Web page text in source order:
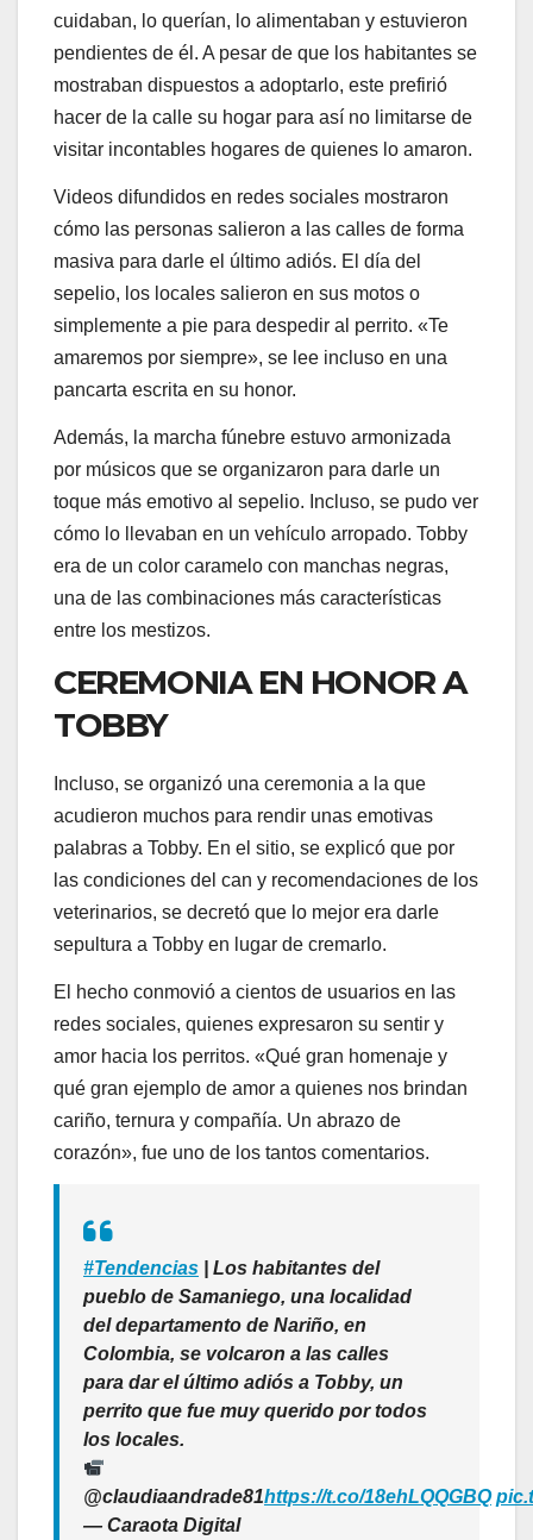
cuidaban, lo querían, lo alimentaban y estuvieron
pendientes de él. A pesar de que los habitantes se
mostraban dispuestos a adoptarlo, este prefirió
hacer de la calle su hogar para así no limitarse de
visitar incontables hogares de quienes lo amaron.
Videos difundidos en redes sociales mostraron
cómo las personas salieron a las calles de forma
masiva para darle el último adiós. El día del
sepelio, los locales salieron en sus motos o
simplemente a pie para despedir al perrito. «Te
amaremos por siempre», se lee incluso en una
pancarta escrita en su honor.
Además, la marcha fúnebre estuvo armonizada
por músicos que se organizaron para darle un
toque más emotivo al sepelio. Incluso, se pudo ver
cómo lo llevaban en un vehículo arropado. Tobby
era de un color caramelo con manchas negras,
una de las combinaciones más características
entre los mestizos.
CEREMONIA EN HONOR A
TOBBY
Incluso, se organizó una ceremonia a la que
acudieron muchos para rendir unas emotivas
palabras a Tobby. En el sitio, se explicó que por
las condiciones del can y recomendaciones de los
veterinarios, se decretó que lo mejor era darle
sepultura a Tobby en lugar de cremarlo.
El hecho conmovió a cientos de usuarios en las
redes sociales, quienes expresaron su sentir y
amor hacia los perritos. «Qué gran homenaje y
qué gran ejemplo de amor a quienes nos brindan
cariño, ternura y compañía. Un abrazo de
corazón», fue uno de los tantos comentarios.
#Tendencias | Los habitantes del
pueblo de Samaniego, una localidad
del departamento de Nariño, en
Colombia, se volcaron a las calles
para dar el último adiós a Tobby, un
perrito que fue muy querido por todos
los locales.
@claudiaandrade81https://t.co/18ehLQQGBQ
— Caraota Digital